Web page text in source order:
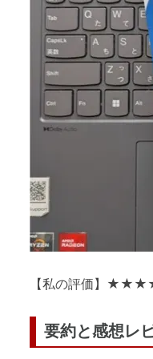
【私の評価】
要約と感想レ